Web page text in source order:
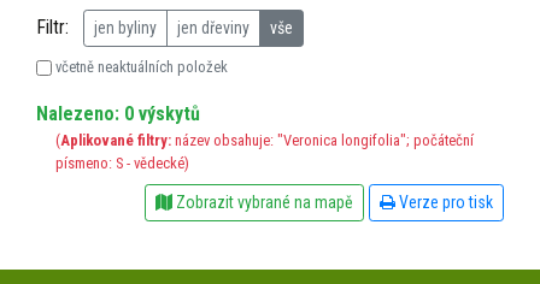
Filtr: jen byliny jen dřeviny vše
včetně neaktuálních položek
Nalezeno: 0 výskytů
(Aplikované filtry: název obsahuje: "Veronica longifolia"; počáteční
písmeno: S - vědecké)
Zobrazit vybrané na mapě Verze pro tisk